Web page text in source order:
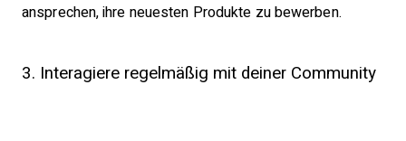
ansprechen, ihre neuesten Produkte zu bewerben.
3. Interagiere regelmäßig mit deiner Community